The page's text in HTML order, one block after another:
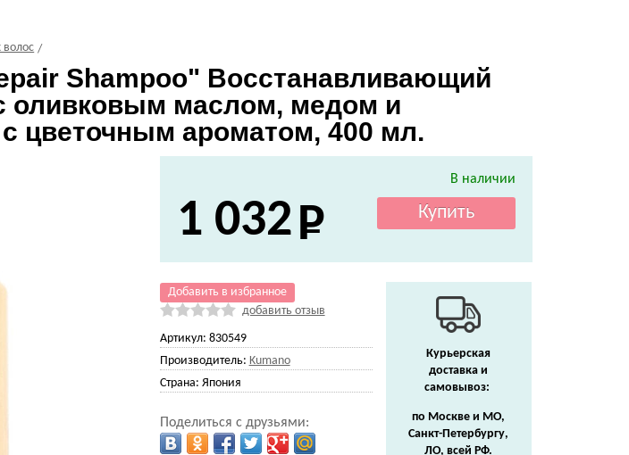
Shampoo" Восстанавливающий
оливковым маслом, медом и
цветочным ароматом, 400 мл.
В наличии
1 032
Добавить в избранное
добавить отзыв
Артикул: 830549
Производитель: Kumano
Страна: Япония
Поделиться с друзьями:
Курьерская
доставка и
самовывоз:
по Москве и МО,
Санкт-Петербургу,
ЛО, всей РФ.